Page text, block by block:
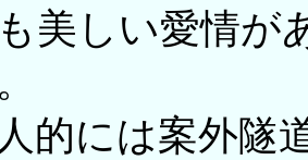
美しい愛情が
的には案外隧